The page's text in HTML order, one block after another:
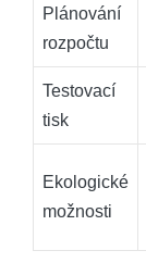
Plánování
rozpočtu
Testovací
tisk
Ekologické
možnosti